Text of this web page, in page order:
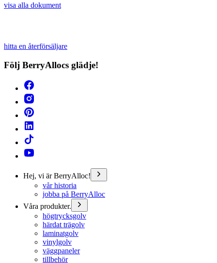
visa alla dokument
hitta en återförsäljare
Följ BerryAllocs glädje!
Hej, vi är BerryAlloc!
vår historia
jobba på BerryAlloc
Våra produkter.
högtrycksgolv
härdat trägolv
laminatgolv
vinylgolv
väggpaneler
tillbehör